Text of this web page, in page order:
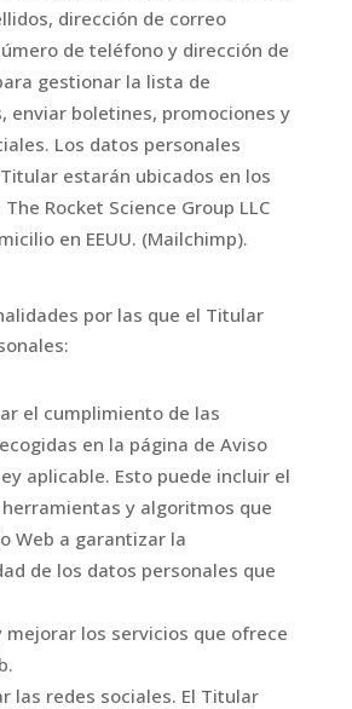
dirección de correo
de teléfono y dirección de
gestionar la lista de
enviar boletines, promociones y
Los datos personales
estarán ubicados en los
Rocket Science Group LLC
en EEUU. (Mailchimp).
por las que el Titular
el cumplimiento de las
en la página de Aviso
aplicable. Esto puede incluir el
y algoritmos que
Web a garantizar la
de los datos personales que
mejorar los servicios que ofrece
las redes sociales. El Titular